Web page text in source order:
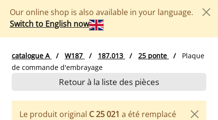
Our online shop is also available in your language.
Switch to English now
catalogue A W187 187.013 25 ponte
Plaque
de commande d'embrayage
Retour à la liste des pièces
Le produit original C 25 021 a été remplacé